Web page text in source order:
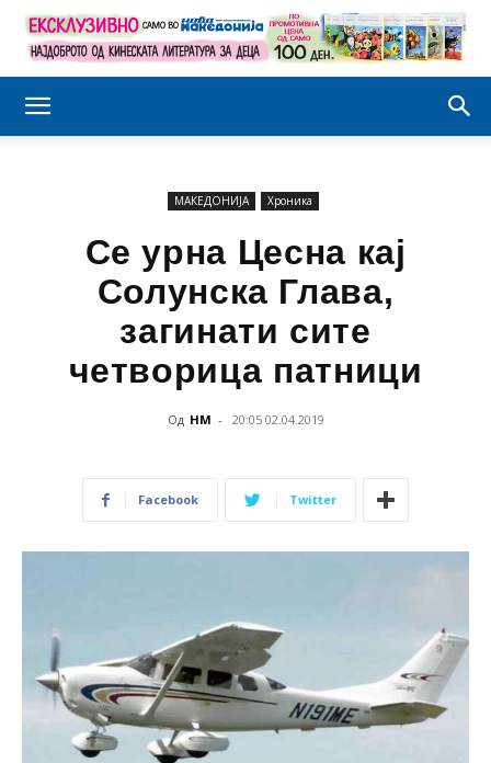
МАКЕДОНИЈА Хроника
Се урна Цесна кај
Солунска Глава,
загинати сите
четворица патници
Од НМ - 20:05 02.04.2019
Facebook Twitter